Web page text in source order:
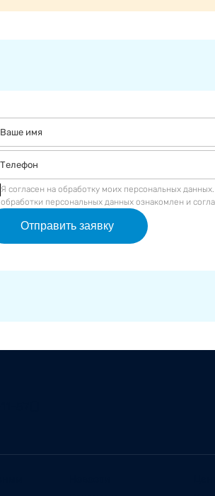
Я согласен на обработку моих персональных
обработки персональных данных ознакомлен и
Отправить заявку